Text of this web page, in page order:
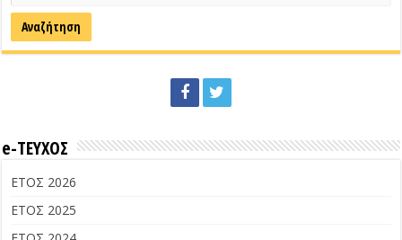
e-ΤΕΥΧΟΣ
ΕΤΟΣ 2026
ΕΤΟΣ 2025